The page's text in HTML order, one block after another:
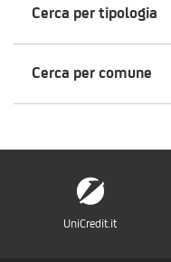
Cerca per tipologia
Cerca per comune
UniCredit.it